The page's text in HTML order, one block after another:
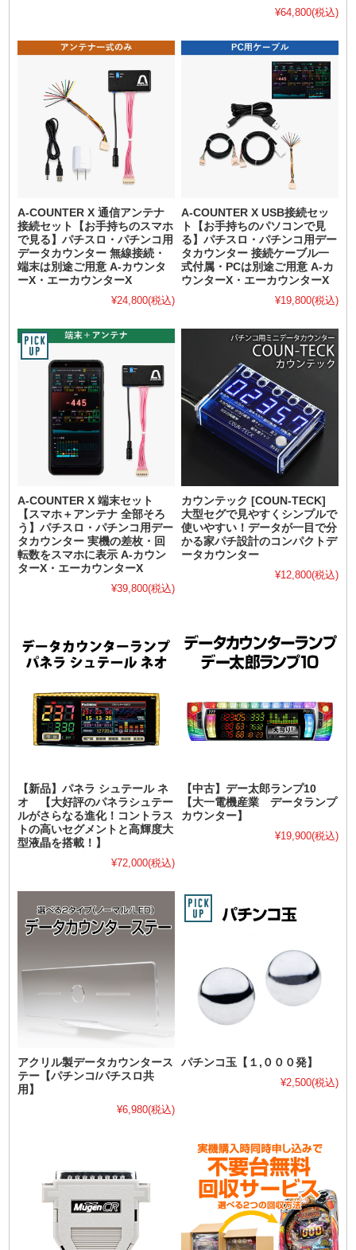
¥64,800(税込)
A-COUNTER X 通信アンテナ
接続セット【お手持ちのスマホ
で見る】パチスロ・パチンコ用
データカウンター 無線接続・
端末は別途ご用意 A-カウンタ
ーX・エーカウンターX
¥24,800(税込)
A-COUNTER X USB接続セッ
ト【お手持ちのパソコンで見
る】パチスロ・パチンコ用デー
タカウンター 接続ケーブル一
式付属・PCは別途ご用意 A-カ
ウンターX・エーカウンターX
¥19,800(税込)
A-COUNTER X 端末セット
【スマホ＋アンテナ 全部そろ
う】パチスロ・パチンコ用デー
タカウンター 実機の差枚・回
転数をスマホに表示 A-カウン
ターX・エーカウンターX
¥39,800(税込)
カウンテック [COUN-TECK]
大型セグで見やすくシンプルで
使いやすい！データが一目で分
かる家パチ設計のコンパクトデ
ータカウンター
¥12,800(税込)
【新品】パネラ シュテール ネ
オ 【大好評のパネラシュテー
ルがさらなる進化！コントラス
トの高いセグメントと高輝度大
型液晶を搭載！】
¥72,000(税込)
【中古】デー太郎ランプ10
【大一電機産業 データランプ
カウンター】
¥19,900(税込)
アクリル製データカウンタース
テー【パチンコ/パチスロ共
用】
¥6,980(税込)
パチンコ玉【１,０００発】
¥2,500(税込)